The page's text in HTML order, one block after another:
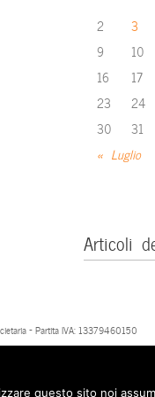
« Luglio
2
3
9
10
16
17
23
24
30
31
Articoli
- Partita IVA: 13379460150
questo sito noi